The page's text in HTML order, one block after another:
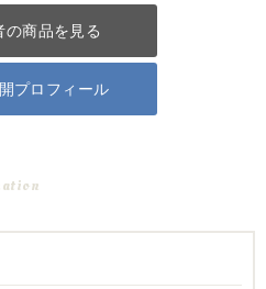
の商品を見る
プロフィール